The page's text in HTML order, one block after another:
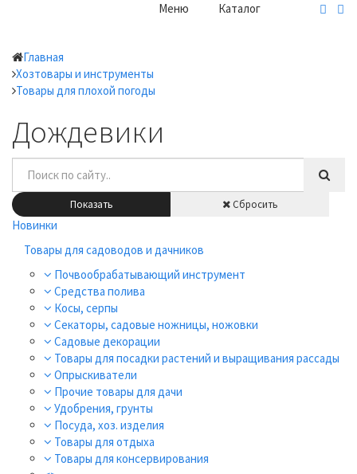
Каталог
Меню
Главная
Хозтовары и инструменты
Товары для плохой погоды
Дождевики
Показать Сбросить
Новинки
Товары для садоводов и дачников
Почвообрабатывающий инструмент
Средства полива
Косы, серпы
Секаторы, садовые ножницы, ножовки
Садовые декорации
Товары для посадки растений и выращивания рассады
Опрыскиватели
Прочие товары для дачи
Удобрения, грунты
Посуда, хоз. изделия
Товары для отдыха
Товары для консервирования